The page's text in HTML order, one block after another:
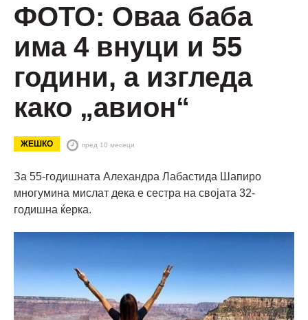
ФОТО: Оваа баба
има 4 внуци и 55
години, а изгледа
како „авион“
ЖЕШКО пред 10 месеци
За 55-годишната Алехандра Лабастида Шапиро
многумина мислат дека е сестра на својата 32-
годишна ќерка.